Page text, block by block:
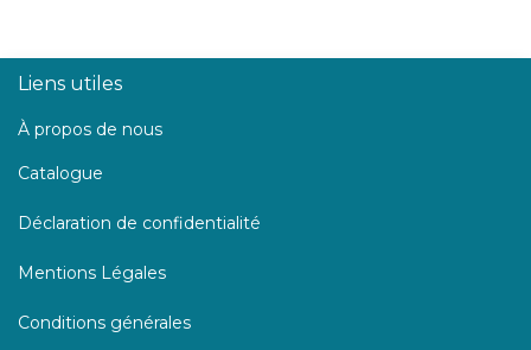
Liens utiles
À propos de nous
Catalogue
Déclaration de confidentialité
Mentions Légales
Conditions générales